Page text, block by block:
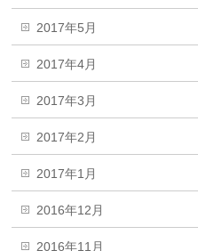
2017年5月
2017年4月
2017年3月
2017年2月
2017年1月
2016年12月
2016年11月